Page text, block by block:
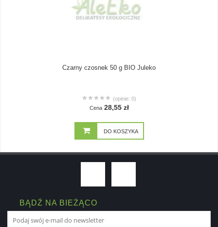
Czarny czosnek 50 g BIO Juleko
(opinie: 0)
Cena 28,55 zł
DO KOSZYKA
BĄDŹ NA BIEŻĄCO